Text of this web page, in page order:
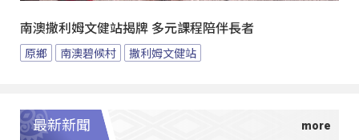
南澳撒利姆文健站揭牌 多元課程陪伴長者
原鄉 南澳碧候村 撒利姆文健站
最新新聞